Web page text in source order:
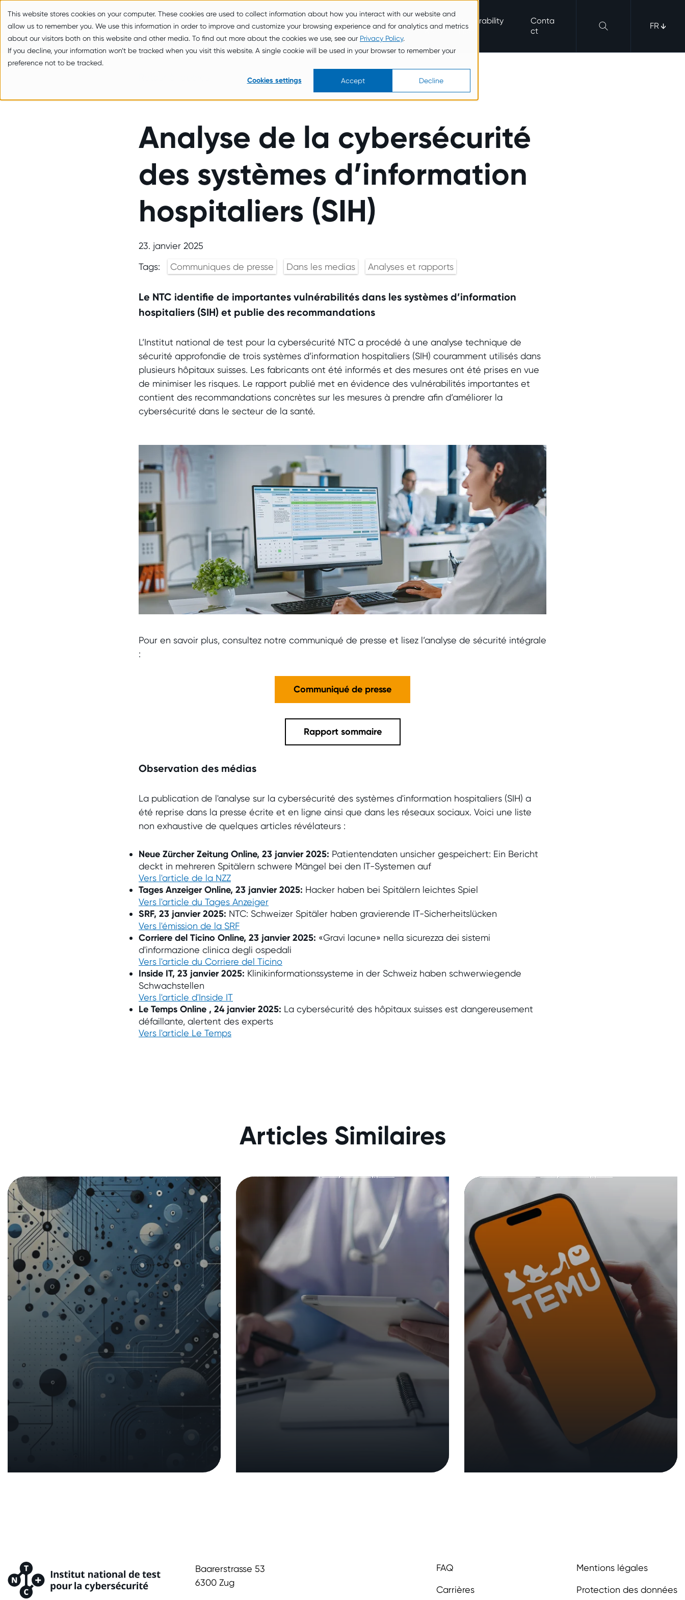
This website stores cookies on your computer. These cookies are used to collect information about how you interact with our website and
allow us to remember you. We use this information in order to improve and customize your browsing experience and for analytics and metrics
about our visitors both on this website and other media. To find out more about the cookies we use, see our Privacy Policy.
If you decline, your information won’t be tracked when you visit this website. A single cookie will be used in your browser to remember your
preference not to be tracked.
Cookies settings Accept Decline
FR
es
nous
ws
Vulnerability
Hub
Conta
ct
Analyse de la cybersécurité
des systèmes d’information
hospitaliers (SIH)
23. janvier 2025
Tags:
Communiques de presse Dans les medias Analyses et rapports
Le NTC identifie de importantes vulnérabilités dans les systèmes d’information
hospitaliers (SIH) et publie des recommandations
L’Institut national de test pour la cybersécurité NTC a procédé à une analyse technique de
sécurité approfondie de trois systèmes d’information hospitaliers (SIH) couramment utilisés dans
plusieurs hôpitaux suisses. Les fabricants ont été informés et des mesures ont été prises en vue
de minimiser les risques. Le rapport publié met en évidence des vulnérabilités importantes et
contient des recommandations concrètes sur les mesures à prendre afin d’améliorer la
cybersécurité dans le secteur de la santé.
Pour en savoir plus, consultez notre communiqué de presse et lisez l’analyse de sécurité intégrale
:
Communiqué de presse
Rapport sommaire
Observation des médias
La publication de l'analyse sur la cybersécurité des systèmes d'information hospitaliers (SIH) a
été reprise dans la presse écrite et en ligne ainsi que dans les réseaux sociaux. Voici une liste
non exhaustive de quelques articles révélateurs :
Neue Zürcher Zeitung Online, 23 janvier 2025: Patientendaten unsicher gespeichert: Ein Bericht
deckt in mehreren Spitälern schwere Mängel bei den IT-Systemen auf
Vers l'article de la NZZ
Tages Anzeiger Online, 23 janvier 2025: Hacker haben bei Spitälern leichtes Spiel
Vers l'article du Tages Anzeiger
SRF, 23 janvier 2025: NTC: Schweizer Spitäler haben gravierende IT-Sicherheitslücken
Vers l'émission de la SRF
Corriere del Ticino Online, 23 janvier 2025: «Gravi lacune» nella sicurezza dei sistemi
d'informazione clinica degli ospedali
Vers l'article du Corriere del Ticino
Inside IT, 23 janvier 2025: Klinikinformationssysteme in der Schweiz haben schwerwiegende
Schwachstellen
Vers l'article d'Inside IT
Le Temps Online , 24 janvier 2025: La cybersécurité des hôpitaux suisses est dangereusement
défaillante, alertent des experts
Vers l'article Le Temps
Articles Similaires
recherche des cabinets
médicaux
Baarerstrasse 53
6300 Zug
FAQ
Carrières
Mentions légales
Protection des données